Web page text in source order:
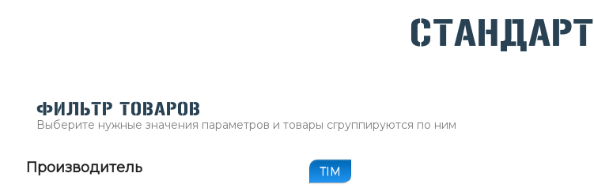
СТАНДАРТ
ФИЛЬТР ТОВАРОВ
Выберите нужные значения параметров и товары сгруппируются по ним
Производитель TIM